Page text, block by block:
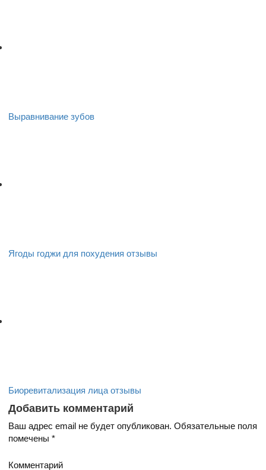
Выравнивание зубов
Ягоды годжи для похудения отзывы
Биоревитализация лица отзывы
Добавить комментарий
Ваш адрес email не будет опубликован. Обязательные поля
помечены *
Комментарий